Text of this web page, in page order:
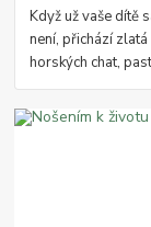
Když už vaše dítě
není, přichází
horských chat,